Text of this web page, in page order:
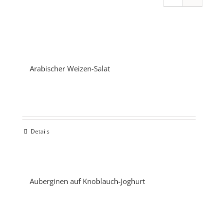
Arabischer Weizen-Salat
Details
Auberginen auf Knoblauch-Joghurt